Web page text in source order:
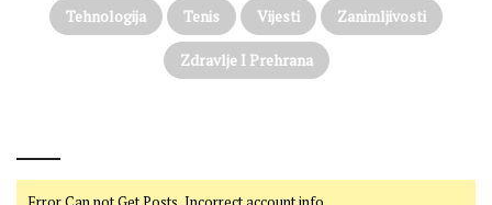
Tehnologija Tenis Vijesti Zanimljivosti
Zdravlje I Prehrana